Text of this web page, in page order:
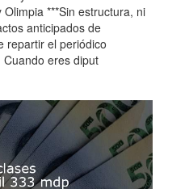
***Sin estructura, ni
anticipados de
repartir el periódico
eres diput